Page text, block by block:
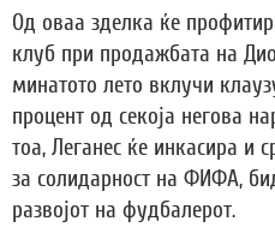
Од оваа зделка ќе
клуб при продажбата на
минатото лето вклучи
процент од секоја негова
тоа, Леганес ќе инкасира и
за солидарност на ФИФА,
развојот на фудбалерот.